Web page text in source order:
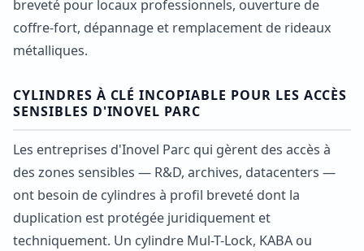
breveté pour locaux professionnels, ouverture de
coffre-fort, dépannage et remplacement de rideaux
métalliques.
CYLINDRES À CLÉ INCOPIABLE POUR LES ACCÈS
SENSIBLES D'INOVEL PARC
Les entreprises d'Inovel Parc qui gèrent des accès à
des zones sensibles — R&D, archives, datacenters —
ont besoin de cylindres à profil breveté dont la
duplication est protégée juridiquement et
techniquement. Un cylindre Mul-T-Lock, KABA ou